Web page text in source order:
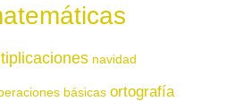
navidad
básicas ortografía